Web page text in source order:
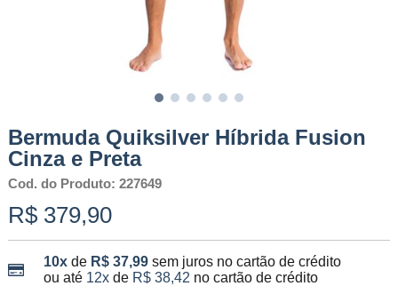
Bermuda Quiksilver Híbrida Fusion
Cinza e Preta
Cod. do Produto: 227649
R$ 379,90
10xde R$ 37,99 sem juros no cartão de crédito
ou até 12xde R$ 38,42 no cartão de crédito